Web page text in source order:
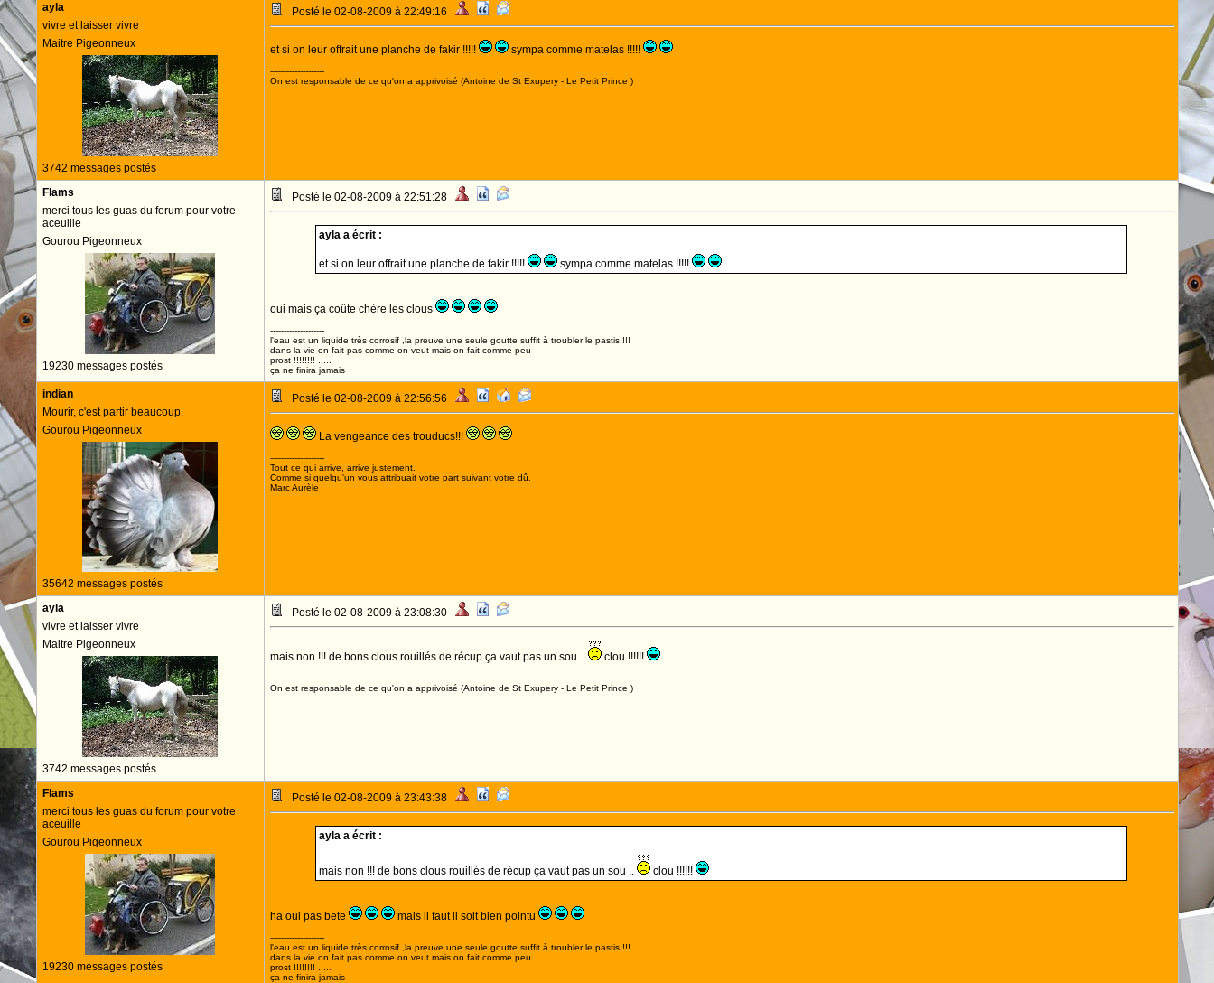
ayla
vivre et laisser vivre
Maitre Pigeonneux
3742 messages postés
Posté le 02-08-2009 à 22:49:16
et si on leur offrait une planche de fakir !!!!! sympa comme matelas !!!!!
--------------------
On est responsable de ce qu'on a apprivoisé (Antoine de St Exupery - Le Petit Prince )
Flams
merci tous les guas du forum pour votre
aceuille
Gourou Pigeonneux
19230 messages postés
Posté le 02-08-2009 à 22:51:28
ayla a écrit :
et si on leur offrait une planche de fakir !!!!! sympa comme matelas !!!!!
oui mais ça coûte chère les clous
--------------------
l'eau est un liquide très corrosif ,la preuve une seule goutte suffit à troubler le pastis !!!
dans la vie on fait pas comme on veut mais on fait comme peu
prost !!!!!!!! .....
ça ne finira jamais
indian
Mourir, c'est partir beaucoup.
Gourou Pigeonneux
35642 messages postés
Posté le 02-08-2009 à 22:56:56
La vengeance des trouducs!!!
--------------------
Tout ce qui arrive, arrive justement.
Comme si quelqu'un vous attribuait votre part suivant votre dû.
Marc Aurèle
ayla
vivre et laisser vivre
Maitre Pigeonneux
3742 messages postés
Posté le 02-08-2009 à 23:08:30
mais non !!! de bons clous rouillés de récup ça vaut pas un sou .. clou !!!!!!
--------------------
On est responsable de ce qu'on a apprivoisé (Antoine de St Exupery - Le Petit Prince )
Flams
merci tous les guas du forum pour votre
aceuille
Gourou Pigeonneux
19230 messages postés
Posté le 02-08-2009 à 23:43:38
ayla a écrit :
mais non !!! de bons clous rouillés de récup ça vaut pas un sou .. clou !!!!!!
ha oui pas bete mais il faut il soit bien pointu
--------------------
l'eau est un liquide très corrosif ,la preuve une seule goutte suffit à troubler le pastis !!!
dans la vie on fait pas comme on veut mais on fait comme peu
prost !!!!!!!! .....
ça ne finira jamais